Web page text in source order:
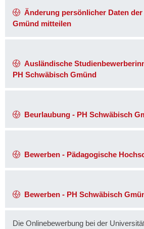
Änderung persönlicher Daten
Gmünd mitteilen
Ausländische
PH Schwäbisch Gmünd
Beurlaubung - PH Schwäbisch
Bewerben - Pädagogische
Bewerben - PH Schwäbisch
Die Onlinebewerbung bei der